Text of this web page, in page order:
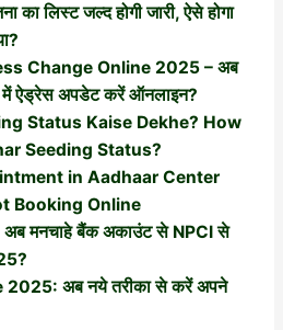
का लिस्ट जल्द होगी जारी, ऐसे होगा
Change Online 2025 – अब
में ऐड्रेस अपडेट करें ऑनलाइन?
Status Kaise Dekhe? How
Seeding Status?
in Aadhaar Center
Booking Online
मनचाहे बैंक अकाउंट से NPCI से
अब नये तरीका से करें अपने